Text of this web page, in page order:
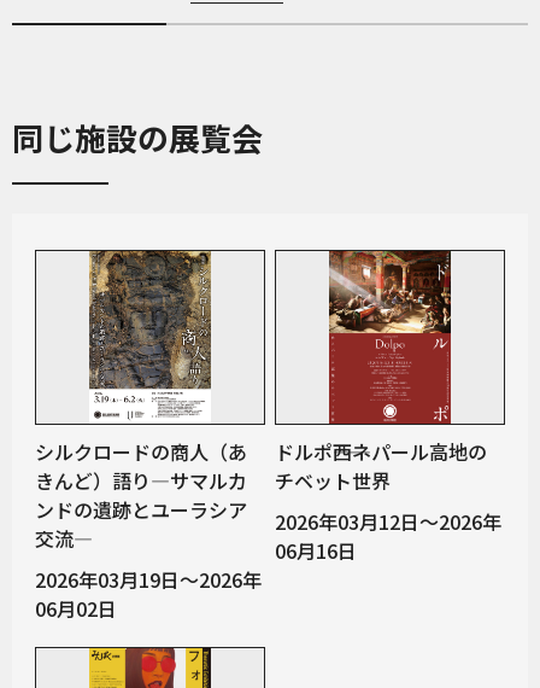
同じ施設の展覧会
シルクロードの商人（あ
きんど）語り―サマルカ
ンドの遺跡とユーラシア
交流―
2026年03月19日～2026年
06月02日
ドルポ――西ネパール高地の
チベット世界
2026年03月12日～2026年
06月16日